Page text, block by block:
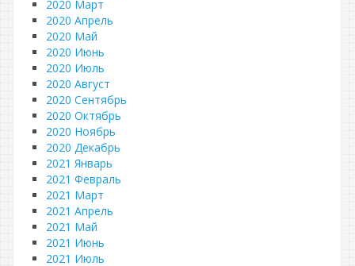
2020 Март
2020 Апрель
2020 Май
2020 Июнь
2020 Июль
2020 Август
2020 Сентябрь
2020 Октябрь
2020 Ноябрь
2020 Декабрь
2021 Январь
2021 Февраль
2021 Март
2021 Апрель
2021 Май
2021 Июнь
2021 Июль